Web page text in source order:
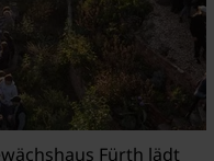
Fürth lädt